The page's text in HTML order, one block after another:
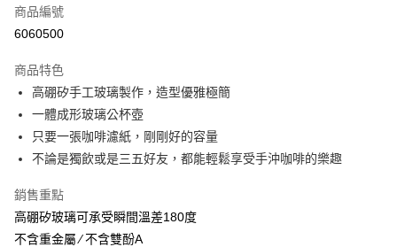
全家取貨（下單付款）後，現貨商品將於 3 個工作天內寄出
每筆NT$75，滿NT$1,199(含以上)免運費
7-11取貨（下單付款）後，現貨商品將於 3 個工作天內寄出
（不含訂購當天與例假日）
每筆NT$75，滿NT$1,199(含以上)免運費
每筆NT$85，滿NT$1,299(含以上)免運費
商品編號
6060500
商品特色
高硼矽手工玻璃製作，造型優雅極簡
一體成形玻璃公杯壺
只要一張咖啡濾紙，剛剛好的容量
不論是獨飲或是三五好友，都能輕鬆享受手沖咖啡的樂趣
銷售重點
高硼矽玻璃可承受瞬間溫差180度
不含重金屬 ∕ 不含雙酚A